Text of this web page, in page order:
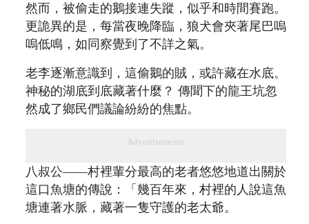
然而，被偷走的鵝接連失蹤，似乎和時間賽跑。
更詭異的是，每當夜晚降臨，狼犬會夾著尾巴嗚
嗚低鳴，如同察覺到了不詳之氣。
老李逐漸意識到，這偷鵝的賊，或許藏在水底。
神秘的湖底到底藏著什麼？ 傳聞下的龍王坑忽
然成了鄉民們議論紛紛的焦點。
Advertisements
八叔公——村裡輩分最高的老者悠悠地道出關於
這口魚塘的傳說：「幾百年來，村裡的人說這魚
塘連著水脈，藏著一隻守護的老太爺。